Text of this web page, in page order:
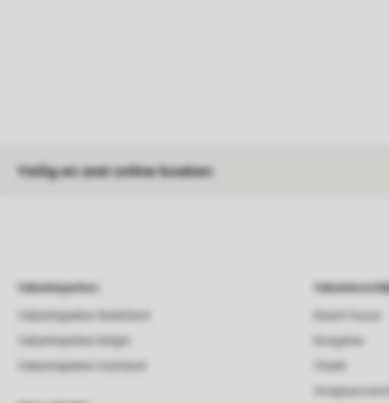
Veilig en snel online boeken
Vakantieparken Vakantieverblijf